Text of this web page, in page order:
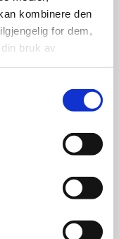
kombinere den
for dem,
bruk av89R